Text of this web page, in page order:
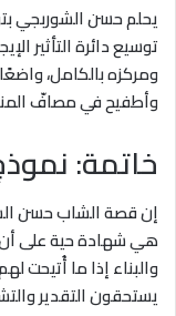
يحلم حسن الشوربجي
توسيع دائرة التأثير
ومركزه بالكامل،
وأطفيح في مصافّ
خاتمة:
إن قصة الشاب حسن
هي شهادة حية على أن
والبناء إذا ما أُتيحت
يستحقون التقدير